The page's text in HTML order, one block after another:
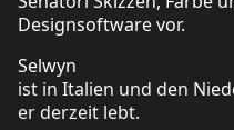
Designsoftware vor.
Selwyn
ist in Italien und den
er derzeit lebt.